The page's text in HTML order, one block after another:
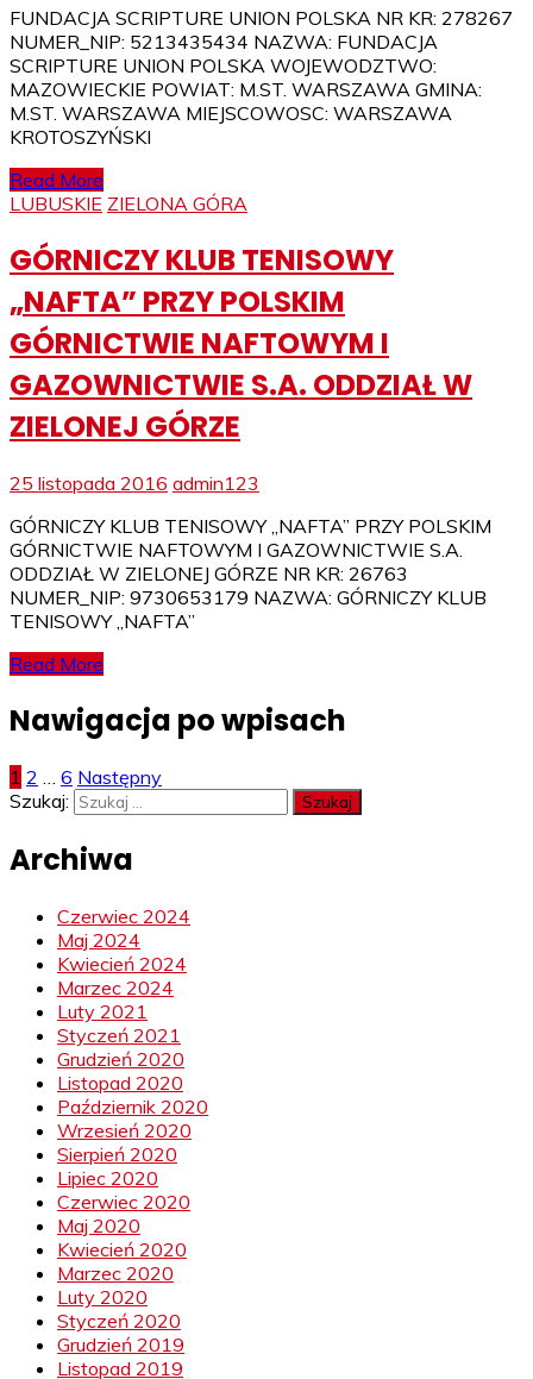
FUNDACJA SCRIPTURE UNION POLSKA NR KR: 278267
NUMER_NIP: 5213435434 NAZWA: FUNDACJA
SCRIPTURE UNION POLSKA WOJEWODZTWO:
MAZOWIECKIE POWIAT: M.ST. WARSZAWA GMINA:
M.ST. WARSZAWA MIEJSCOWOSC: WARSZAWA
KROTOSZYŃSKI
Read More
LUBUSKIE ZIELONA GÓRA
GÓRNICZY KLUB TENISOWY
„NAFTA” PRZY POLSKIM
GÓRNICTWIE NAFTOWYM I
GAZOWNICTWIE S.A. ODDZIAŁ W
ZIELONEJ GÓRZE
25 listopada 2016 admin123
GÓRNICZY KLUB TENISOWY „NAFTA” PRZY POLSKIM
GÓRNICTWIE NAFTOWYM I GAZOWNICTWIE S.A.
ODDZIAŁ W ZIELONEJ GÓRZE NR KR: 26763
NUMER_NIP: 9730653179 NAZWA: GÓRNICZY KLUB
TENISOWY „NAFTA”
Read More
Nawigacja po wpisach
1 2 6 Następny
Szukaj:
Archiwa
Czerwiec 2024
Maj 2024
Kwiecień 2024
Marzec 2024
Luty 2021
Styczeń 2021
Grudzień 2020
Listopad 2020
Październik 2020
Wrzesień 2020
Sierpień 2020
Lipiec 2020
Czerwiec 2020
Maj 2020
Kwiecień 2020
Marzec 2020
Luty 2020
Styczeń 2020
Grudzień 2019
Listopad 2019